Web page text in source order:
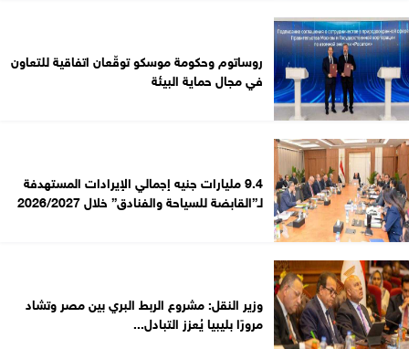
روساتوم وحكومة موسكو توقّعان اتفاقية للتعاون
في مجال حماية البيئة
9.4 مليارات جنيه إجمالي الإيرادات المستهدفة
لـ”القابضة للسياحة والفنادق” خلال 2026/2027
وزير النقل: مشروع الربط البري بين مصر وتشاد
مرورًا بليبيا يُعزز التبادل...